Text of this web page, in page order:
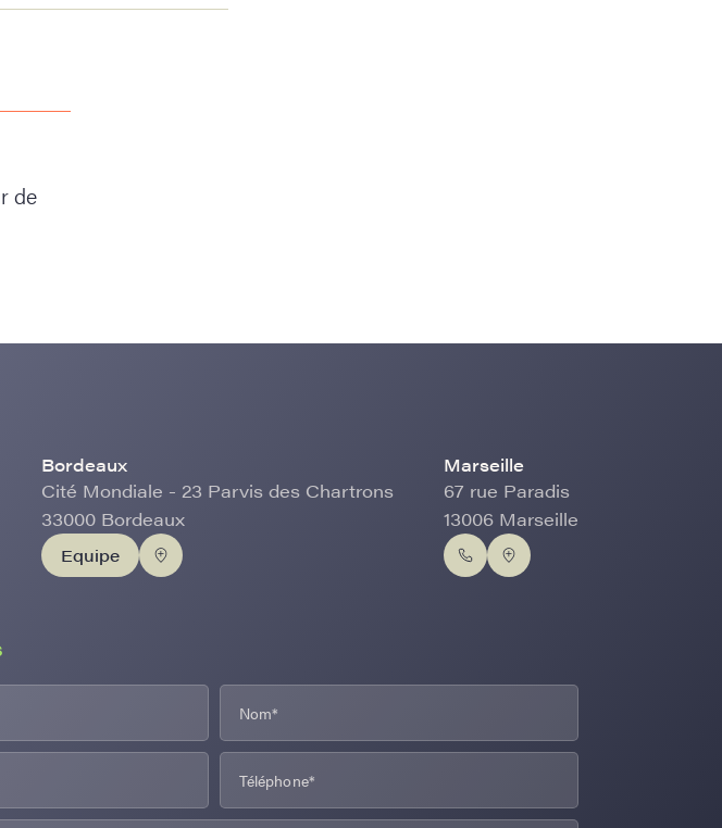
de
Bordeaux
Cité Mondiale - 23 Parvis des Chartrons
33000 Bordeaux
Equipe
Marseille
67 rue Paradis
13006 Marseille